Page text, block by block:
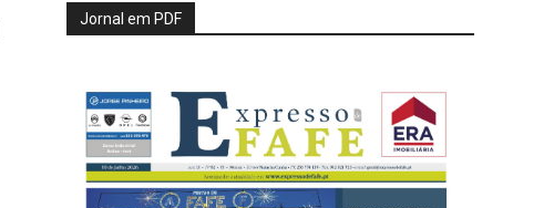
Jornal em PDF